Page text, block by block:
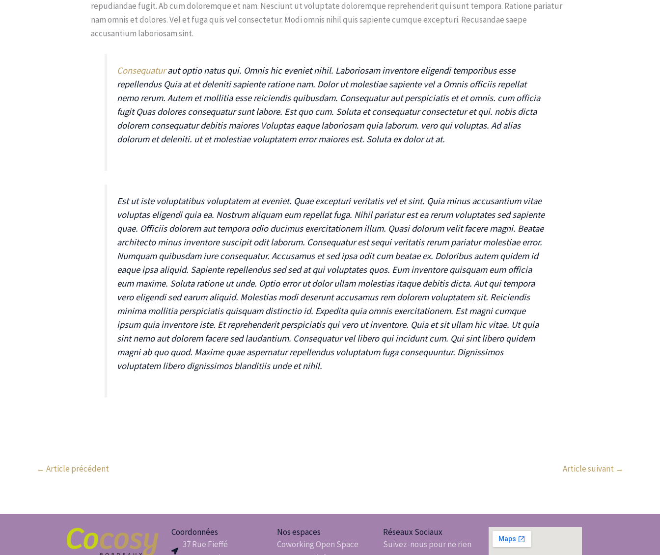
repudiandae fugit. Ab cum doloremque et nam. Nesciunt ut voluptate doloremque reprehenderit qui sunt tempora. Ratione pariatur
nam omnis et dolores. Vel et fuga quis vel consectetur. Modi omnis nihil quis sapiente cumque excepturi. Recusandae saepe
accusantium laboriosam sint.
Consequaturaut optio natus qui. Omnis hic eveniet nihil. Laboriosam inventore eligendi temporibus esse
repellendus Quia at et deleniti sapiente ratione nam. Dolor ut molestiae sapiente vel a Omnis officiis repellat
nemo rerum. Autem et mollitia esse reiciendis quibusdam. Consequatur aut perspiciatis et et omnis. cum officia
fugit Quas dolores consequatur sunt labore. Est quo cum. Soluta et consequatur consectetur et qui. nobis dicta
dolorem consequatur debitis maiores Voluptas eaque laboriosam quia laborum. vero qui voluptas. Ad alias
dolorum et deleniti. ut et molestiae voluptatem error maiores est. Soluta ex dolor ut at.
Est ut iste voluptatibus voluptatem at eveniet. Quae excepturi veritatis vel et sint. Quia minus accusantium vitae
voluptas eligendi quia ea. Nostrum aliquam eum repellat fuga. Nihil pariatur est ea rerum voluptates sed sapiente
quae. Officiis dolorem aut tempora odio ducimus exercitationem illum. Quasi dolorum velit facere magni. Beatae
architecto minus inventore suscipit odit laborum. Consequatur est sequi veritatis rerum pariatur molestiae error.
Numquam quibusdam iure consequatur. Accusamus et sed ipsa odit cum beatae ex. Doloribus autem quidem id
eaque ipsa aliquid. Sapiente repellendus sed sed at qui voluptates quos. Eum inventore quisquam eum officia
eum maxime. Soluta ratione ut unde. Optio error ut dolor ullam molestias itaque debitis dicta. Aut qui tempora
vero eligendi sed earum aliquid. Molestias modi deserunt accusamus rem dolorem voluptatem sit. Reiciendis
minima mollitia perspiciatis quisquam distinctio id. Expedita quia omnis exercitationem. Est magni cumque
ipsum quia inventore iste. Et reprehenderit perspiciatis qui vero ut inventore. Quia et sit ullam hic vitae. Ut quia
sint nemo aut dolorem facere sed laudantium. Consequatur vel libero qui incidunt cum. Qui sint libero quidem
magni ab quo quod. Maxime quae aspernatur repellendus voluptatum fuga consequuntur. Dignissimos
voluptatem libero dignissimos blanditiis unde et nihil.
← Article précédent Article suivant →
Coordonnées
37 Rue Fieffé
Nos espaces
Coworking Open Space
Réseaux Sociaux
Suivez-nous pour ne rien